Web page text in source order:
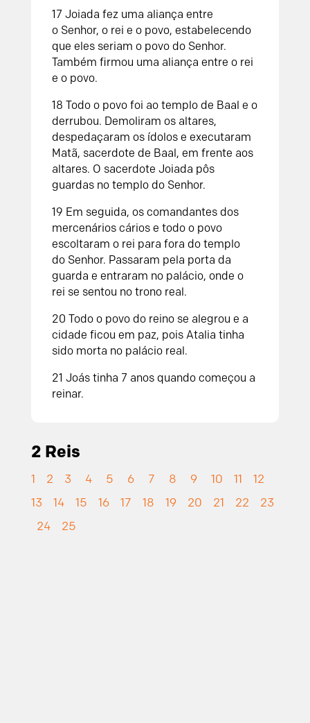
17 Joiada fez uma aliança entre
o Senhor, o rei e o povo, estabelecendo
que eles seriam o povo do Senhor.
Também firmou uma aliança entre o rei
e o povo.
18 Todo o povo foi ao templo de Baal e o
derrubou. Demoliram os altares,
despedaçaram os ídolos e executaram
Matã, sacerdote de Baal, em frente aos
altares. O sacerdote Joiada pôs
guardas no templo do Senhor.
19 Em seguida, os comandantes dos
mercenários cários e todo o povo
escoltaram o rei para fora do templo
do Senhor. Passaram pela porta da
guarda e entraram no palácio, onde o
rei se sentou no trono real.
20 Todo o povo do reino se alegrou e a
cidade ficou em paz, pois Atalia tinha
sido morta no palácio real.
21 Joás tinha 7 anos quando começou a
reinar.
2 Reis
1 2 3 4 5 6 7 8 9 10 11
12
13
14 15 16 17 18 19 20 21 22
23
24
25